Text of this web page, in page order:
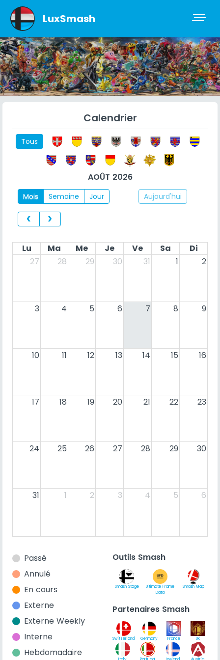
LuxSmash
Calendrier
Tous
AOÛT 2026
Aujourd'hui
Mois Semaine Jour
Lu Ma Me Je Ve Sa
Di
27
28 29 30 31 1 2
3 4 5 6 7 8 9
10 11 12 13 14 15 16
17 18 19 20 21 22 23
24 25 26 27 28 29 30
31 1 2 3 4 5 6
Passé
Annulé
En cours
Externe
Externe Weekly
Interne
Hebdomadaire
Outils Smash
Smash Stage
Ultimate Frame
Data
Smash Map
Partenaires Smash
Switzerland Germany France UK